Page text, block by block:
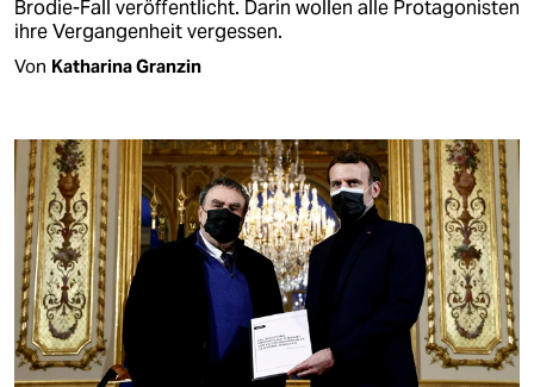
Brodie-Fall veröffentlicht. Darin wollen alle Protagonisten
ihre Vergangenheit vergessen.
Von Katharina Granzin